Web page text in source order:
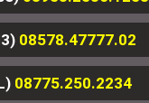
08578.47777.02
08775.250.2234